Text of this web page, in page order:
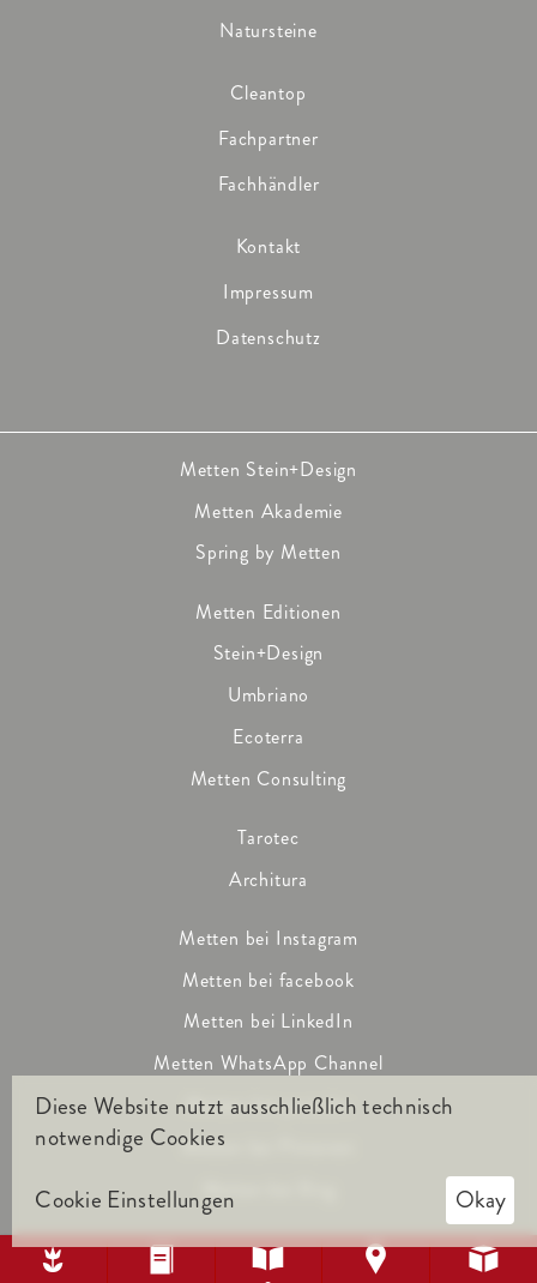
Natursteine
Cleantop
Fachpartner
Fachhändler
Kontakt
Impressum
Datenschutz
Metten Stein+Design
Metten Akademie
Spring by Metten
Metten Editionen
Stein+Design
Umbriano
Ecoterra
Metten Consulting
Tarotec
Architura
Metten bei Instagram
Metten bei facebook
Metten bei LinkedIn
Metten WhatsApp Channel
Metten bei youtube
Metten bei Pinterest
    
Diese Website nutzt ausschließlich technisch
notwendige Cookies
Cookie Einstellungen
Okay